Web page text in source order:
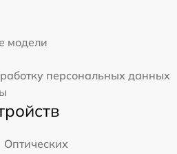
модели
персональных данных
Оптических